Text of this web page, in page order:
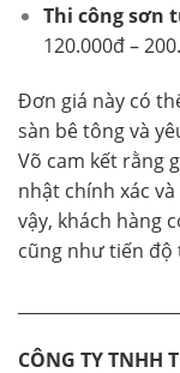
Thi công sơn
120.000đ –
Đơn giá này có
sàn bê tông và
Võ cam kết rằng
nhật chính xác
vậy, khách hàng
cũng như tiến
CÔNG TY TNHH